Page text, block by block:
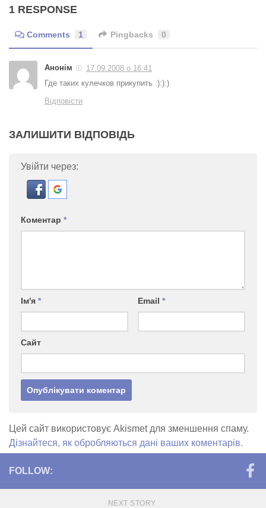
1 RESPONSE
Comments 1 Pingbacks 0
Анонім
17.09.2008 о 16:41
Где таких кулечков прикупить :):):)
Відповісти
ЗАЛИШИТИ ВІДПОВІДЬ
Увійти через:
Коментар *
Ім'я * Email *
Сайт
Цей сайт використовує Akismet для зменшення спаму.
Дізнайтеся, як обробляються дані ваших коментарів.
FOLLOW:
NEXT STORY